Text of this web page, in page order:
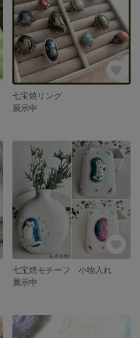
七宝焼リング
展示中
七宝焼モチーフ 小物入れ
展示中